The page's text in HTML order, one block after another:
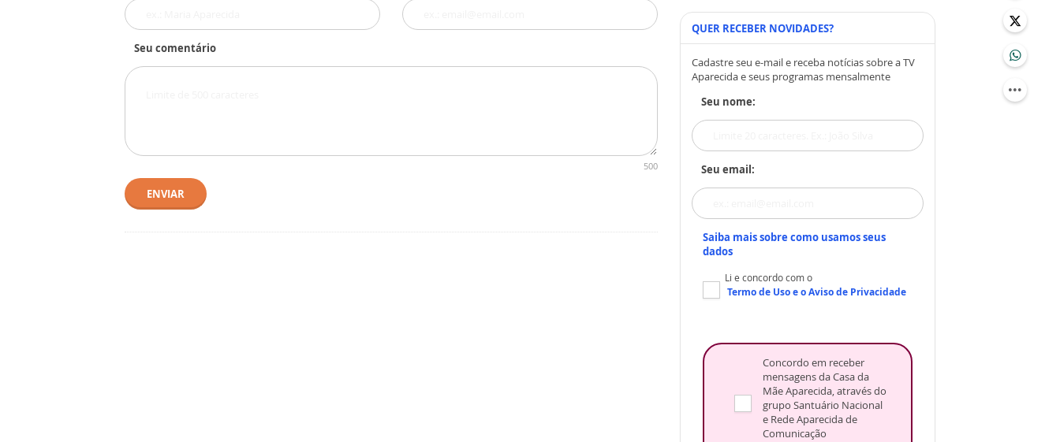
Seu comentário
500
ENVIAR
QUER RECEBER NOVIDADES?
Cadastre seu e-mail e receba notícias sobre a TV
Aparecida e seus programas mensalmente
Seu nome:
Seu email:
Saiba mais sobre como usamos seus
dados
Li e concordo com o
Termo de Usoe oAviso de Privacidade
Concordo em receber
mensagens da Casa da
Mãe Aparecida, através do
grupo Santuário Nacional
e Rede Aparecida de
Comunicação